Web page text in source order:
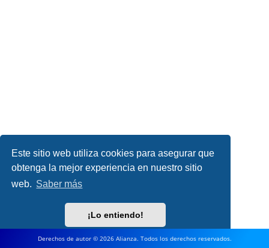
Este sitio web utiliza cookies para asegurar que
obtenga la mejor experiencia en nuestro sitio
web. Saber más
¡Lo entiendo!
Derechos de autor © 2026 Alianza. Todos los derechos reservados.